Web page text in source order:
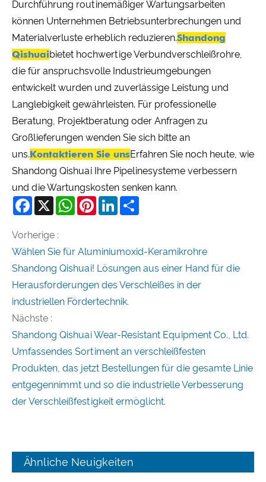
Durchführung routinemäßiger Wartungsarbeiten
können Unternehmen Betriebsunterbrechungen und
Materialverluste erheblich reduzieren.Shandong
Qishuaibietet hochwertige Verbundverschleißrohre,
die für anspruchsvolle Industrieumgebungen
entwickelt wurden und zuverlässige Leistung und
Langlebigkeit gewährleisten. Für professionelle
Beratung, Projektberatung oder Anfragen zu
Großlieferungen wenden Sie sich bitte an
uns.Kontaktieren Sie unsErfahren Sie noch heute, wie
Shandong Qishuai Ihre Pipelinesysteme verbessern
und die Wartungskosten senken kann.
Facebook
X WhatsAppPinterestLinkedIn
Vorherige :
Wählen Sie für Aluminiumoxid-Keramikrohre
Shandong Qishuai! Lösungen aus einer Hand für die
Herausforderungen des Verschleißes in der
industriellen Fördertechnik.
Nächste :
Shandong Qishuai Wear-Resistant Equipment Co., Ltd.
Umfassendes Sortiment an verschleißfesten
Produkten, das jetzt Bestellungen für die gesamte Linie
entgegennimmt und so die industrielle Verbesserung
der Verschleißfestigkeit ermöglicht.
Ähnliche Neuigkeiten